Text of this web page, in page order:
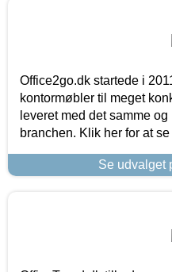
Office2go.dk startede i
kontormøbler til meget
leveret med det samme
branchen. Klik her for at
Se udvalget